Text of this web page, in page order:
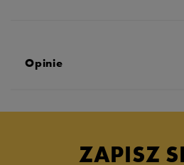
Opinie
ZAPISZ